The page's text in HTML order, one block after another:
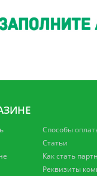
Способы
Статьи
Как стать
Реквизиты